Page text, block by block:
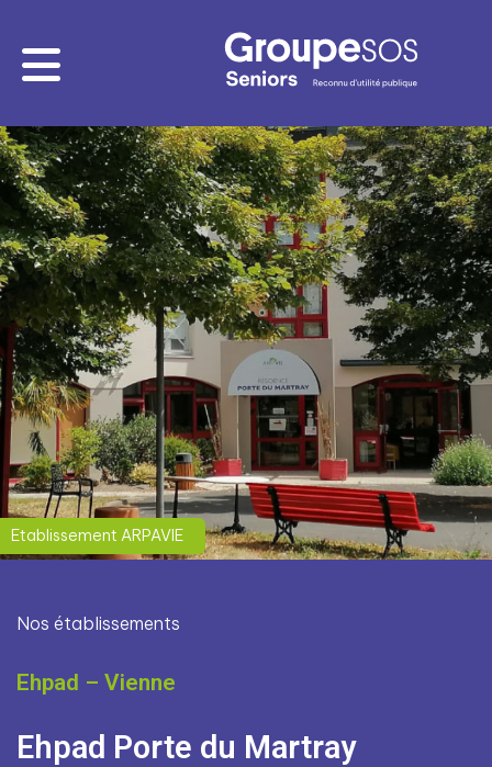
Nos établissements
Ehpad – Vienne
Ehpad Porte du Martray
Etablissement ARPAVIE